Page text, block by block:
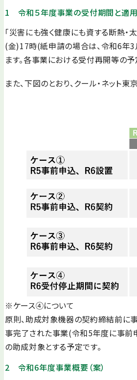
1 令和５年度事業の受付期間と適用
「災害にも強く健康にも資する断熱
(金)17時(紙申請の場合は、令和6年
ます。各事業における受付再開等の
また、下図のとおり、クール・ネット東
※ケース④について
原則、助成対象機器の契約締結前に
事完了された事業(令和5年度に事前
の助成対象とする予定です。
2 令和6年度事業概要（案）